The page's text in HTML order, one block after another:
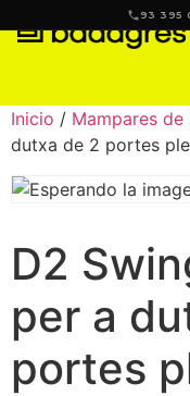
93 395
Inicio / Mampares de
dutxa de 2 portes
D2
per a
portes